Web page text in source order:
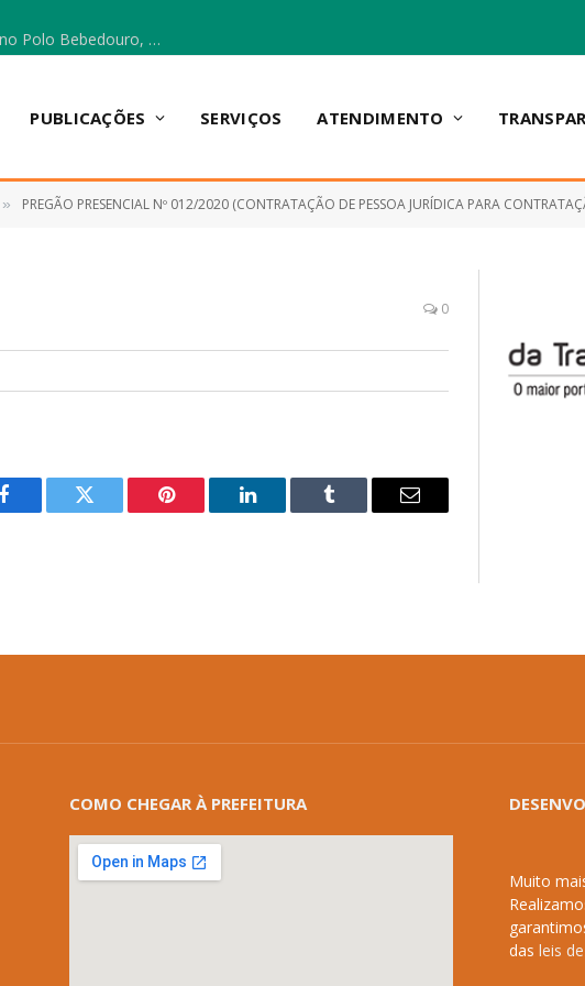
Escola Municipal Vicentina Vieira dos Santos, no Polo Bebedouro, recebeu materiais para a implantação do Cantinho da Leitura e da Sala Multidisciplinar.
PUBLICAÇÕES SERVIÇOS ATENDIMENTO
» PREGÃO PRESENCIAL Nº 012/2020 (CONTRATAÇÃO DE PESSOA JURÍDICA PARA CONTRATAÇÃO EMPRESA ESPECIALIZADA PARA REALIZAR CAPACITAÇÃO
0
Facebook Twitter Pinterest LinkedIn Tumblr
E-
COMO CHEGAR À PREFEITURA
Muito
das leis